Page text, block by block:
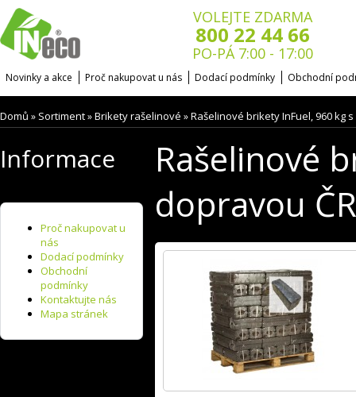
VOLEJTE ZDARMA
800 22 44 66
PO-PÁ 7:00 - 17:00
Novinky a akce Proč nakupovat u nás Dodací podmínky Obchodní
Domů » Sortiment»Brikety rašelinové »Rašelinové brikety InFuel, 960 kg
Informace
Proč nakupovat u
nás
Dodací podmínky
Obchodní
podmínky
Kontaktujte nás
Mapa stránek
Rašelinové
dopravou ČR